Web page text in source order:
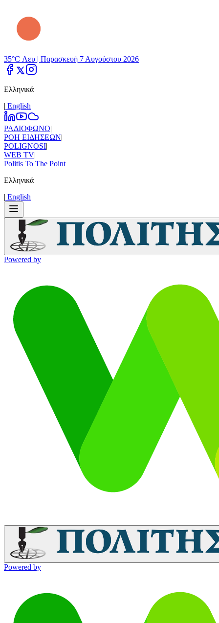
35°C Λευ | Παρασκευή 7 Αυγούστου 2026
Ελληνικά
| Εnglish
ΡΑΔΙΟΦΩΝΟ|
ΡΟΗ ΕΙΔΗΣΕΩΝ|
POLIGNOSI|
WEB TV|
Politis To The Point
Ελληνικά
| Εnglish
Powered by
Powered by